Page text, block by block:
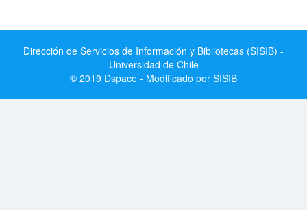
Dirección de Servicios de Información y Bibliotecas (SISIB) -
Universidad de Chile
© 2019 Dspace - Modificado por SISIB